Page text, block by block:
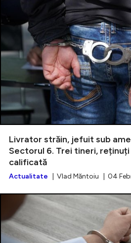
Livrator străin, jefuit sub
Sectorul 6. Trei tineri,
calificată
Actualitate | Vlad Măntoiu | 04